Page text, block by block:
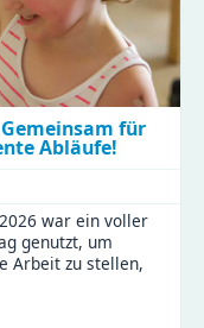
für
Abläufe!
war ein voller
genutzt, um
Arbeit zu stellen,